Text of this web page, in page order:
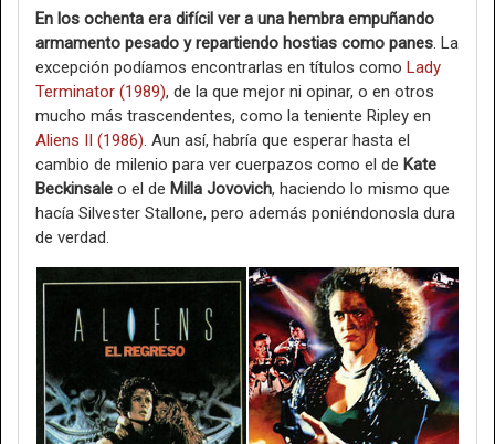
En los ochenta era difícil ver a una hembra empuñando
armamento pesado y repartiendo hostias como panes. La
excepción podíamos encontrarlas en títulos como Lady
Terminator (1989), de la que mejor ni opinar, o en otros
mucho más trascendentes, como la teniente Ripley en
Aliens II (1986). Aun así, habría que esperar hasta el
cambio de milenio para ver cuerpazos como el de Kate
Beckinsale o el de Milla Jovovich, haciendo lo mismo que
hacía Silvester Stallone, pero además poniéndonosla dura
de verdad.